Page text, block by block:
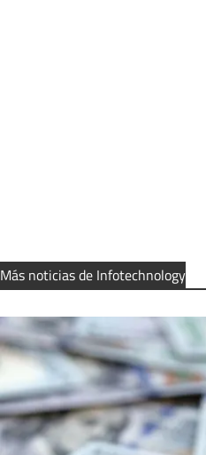
Más noticias de Infotechnology